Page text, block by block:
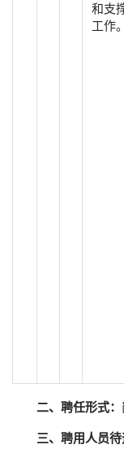
和支
工作。
二、 聘任形式：
三、聘用人员待